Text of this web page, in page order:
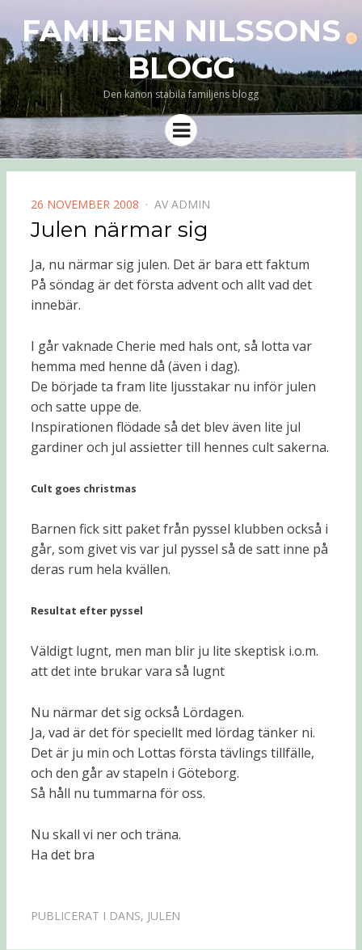
FAMILJEN NILSSONS
BLOGG
Den kanon stabila familjens blogg
Meny
PUBLICERAD
DEN
26 NOVEMBER 2008 AV ADMIN
Julen närmar sig
Ja, nu närmar sig julen. Det är bara ett faktum
På söndag är det första advent och allt vad det
innebär.
I går vaknade Cherie med hals ont, så lotta var
hemma med henne då (även i dag).
De började ta fram lite ljusstakar nu inför julen
och satte uppe de.
Inspirationen flödade så det blev även lite jul
gardiner och jul assietter till hennes cult sakerna.
Cult goes christmas
Barnen fick sitt paket från pyssel klubben också i
går, som givet vis var jul pyssel så de satt inne på
deras rum hela kvällen.
Resultat efter pyssel
Väldigt lugnt, men man blir ju lite skeptisk i.o.m.
att det inte brukar vara så lugnt
Nu närmar det sig också Lördagen.
Ja, vad är det för speciellt med lördag tänker ni.
Det är ju min och Lottas första tävlings tillfälle,
och den går av stapeln i Göteborg.
Så håll nu tummarna för oss.
Nu skall vi ner och träna.
Ha det bra
PUBLICERAT I DANS, JULEN